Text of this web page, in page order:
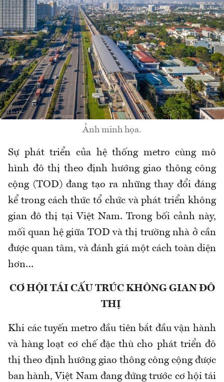
Ảnh minh họa.
Sự phát triển của hệ thống metro cùng mô
hình đô thị theo định hướng giao thông công
cộng (TOD) đang tạo ra những thay đổi đáng
kể trong cách thức tổ chức và phát triển không
gian đô thị tại Việt Nam. Trong bối cảnh này,
mối quan hệ giữa TOD và thị trường nhà ở cần
được quan tâm, và đánh giá một cách toàn diện
hơn…
CƠ HỘI TÁI CẤU TRÚC KHÔNG GIAN ĐÔ
THỊ
Khi các tuyến metro đầu tiên bắt đầu vận hành
và hàng loạt cơ chế đặc thù cho phát triển đô
thị theo định hướng giao thông công cộng được
ban hành, Việt Nam đang đứng trước cơ hội tái